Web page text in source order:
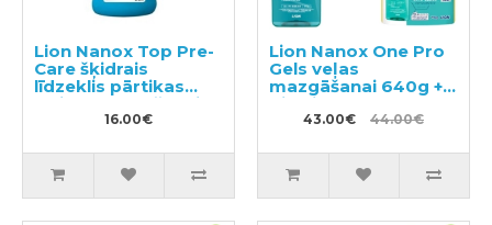
Lion Nanox Top Pre-
Care šķidrais
līdzeklis pārtikas
traipu noņemšanai
no apģērba 160g
16.00€
Lion Nanox One Pro
Gels veļas
mazgāšanai 640g +
pildviela 790g
43.00€ 44.00€